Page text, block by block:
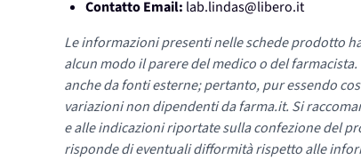
Contatto Email: lab.lindas@libero.it
Le informazioni presenti nelle schede prodotto
alcun modo il parere del medico o del
anche da fonti esterne; pertanto, pur essendo
variazioni non dipendenti da farma.it. Si
e alle indicazioni riportate sulla confezione del
risponde di eventuali difformità rispetto alle